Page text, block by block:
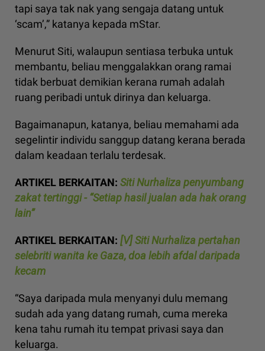
tapi saya tak nak yang sengaja datang untuk
‘scam’,” katanya kepada mStar.
Menurut Siti, walaupun sentiasa terbuka untuk
membantu, beliau menggalakkan orang ramai
tidak berbuat demikian kerana rumah adalah
ruang peribadi untuk dirinya dan keluarga.
Bagaimanapun, katanya, beliau memahami ada
segelintir individu sanggup datang kerana berada
dalam keadaan terlalu terdesak.
ARTIKEL BERKAITAN: Siti Nurhaliza penyumbang
zakat tertinggi - “Setiap hasil jualan ada hak orang
lain”
ARTIKEL BERKAITAN: [V] Siti Nurhaliza pertahan
selebriti wanita ke Gaza, doa lebih afdal daripada
kecam
“Saya daripada mula menyanyi dulu memang
sudah ada yang datang rumah, cuma mereka
kena tahu rumah itu tempat privasi saya dan
keluarga.